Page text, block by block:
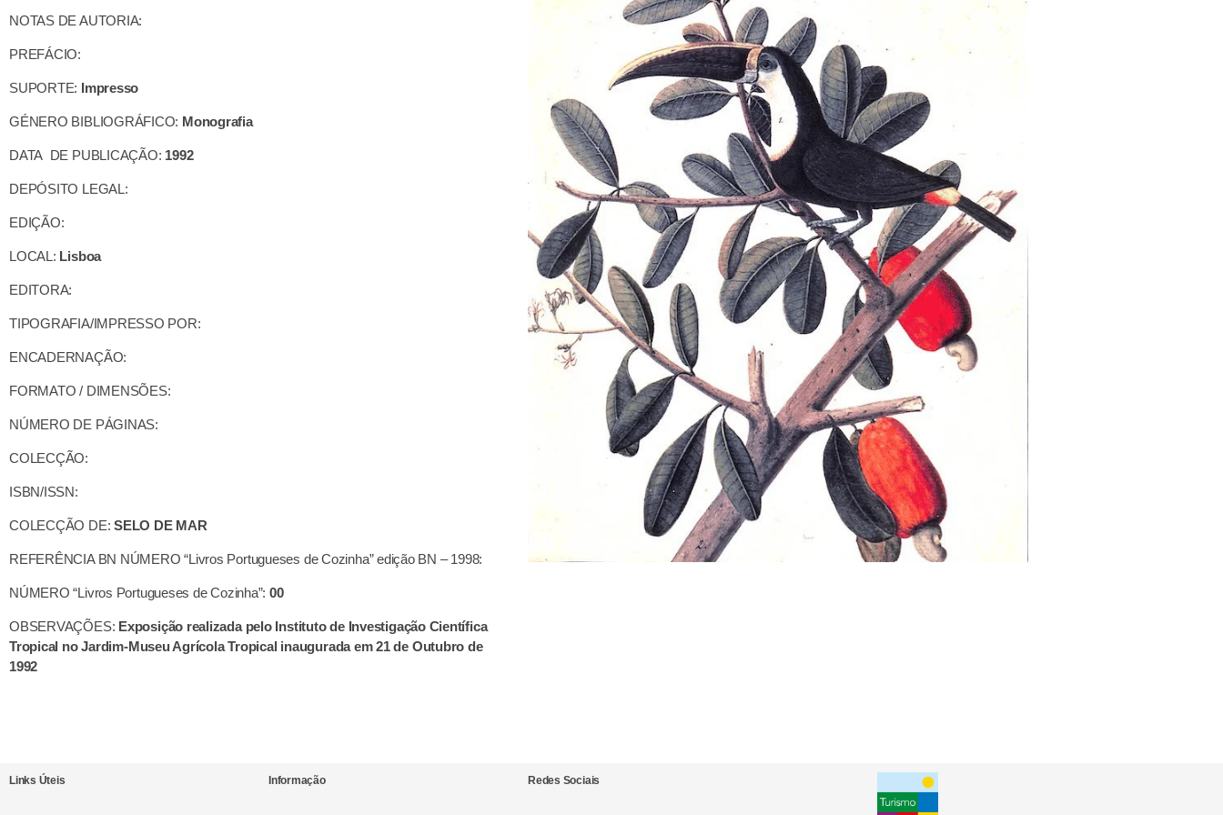
NOTAS DE AUTORIA:
PREFÁCIO:
SUPORTE: Impresso
GÉNERO BIBLIOGRÁFICO: Monografia
DATA DE PUBLICAÇÃO: 1992
DEPÓSITO LEGAL:
EDIÇÃO:
LOCAL: Lisboa
EDITORA:
TIPOGRAFIA/IMPRESSO POR:
ENCADERNAÇÃO:
FORMATO / DIMENSÕES:
NÚMERO DE PÁGINAS:
COLECÇÃO:
ISBN/ISSN:
COLECÇÃO DE:SELO DE MAR
REFERÊNCIA BN NÚMERO “Livros Portugueses de Cozinha” edição BN – 1998:
NÚMERO “Livros Portugueses de Cozinha”: 00
OBSERVAÇÕES: Exposição realizada pelo Instituto de Investigação Científica
Tropical no Jardim-Museu Agrícola Tropical inaugurada em 21 de Outubro de
1992
Links Úteis Informação Redes Sociais